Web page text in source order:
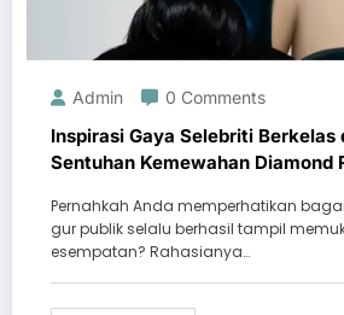
Admin 0 Comments
Inspirasi Gaya Selebriti Berkelas
Sentuhan Kemewahan Diamond
Pernahkah Anda memperhatikan
gur publik selalu berhasil tampil
esempatan? Rahasianya…